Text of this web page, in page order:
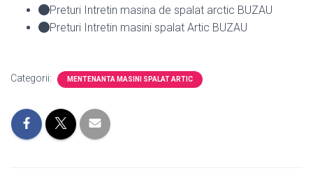
Preturi Intretin masina de spalat arctic BUZAU
Preturi Intretin masini spalat Artic BUZAU
Categorii: MENTENANTA MASINI SPALAT ARTIC